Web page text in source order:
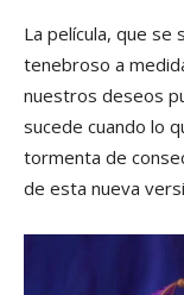
La película, que se
tenebroso a
nuestros deseos
sucede cuando lo
tormenta de
de esta nueva